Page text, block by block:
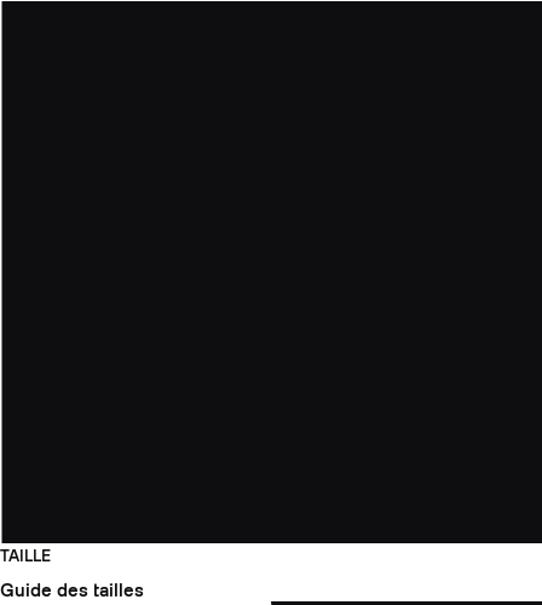
TAILLE
Guide des tailles